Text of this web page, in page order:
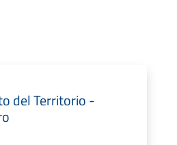
del Territorio -